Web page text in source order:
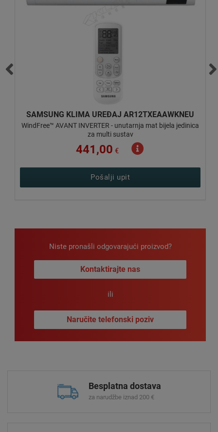
SAMSUNG KLIMA UREĐAJ AR12TXEAAWKNEU
WindFree™ AVANT INVERTER - unutarnja mat bijela jedinica
za multi sustav
441,00 €
Pošalji upit
Niste pronašli odgovarajući proizvod?
Kontaktirajte nas
ili
Naručite telefonski poziv
Besplatna dostava
za narudžbe iznad 200 €